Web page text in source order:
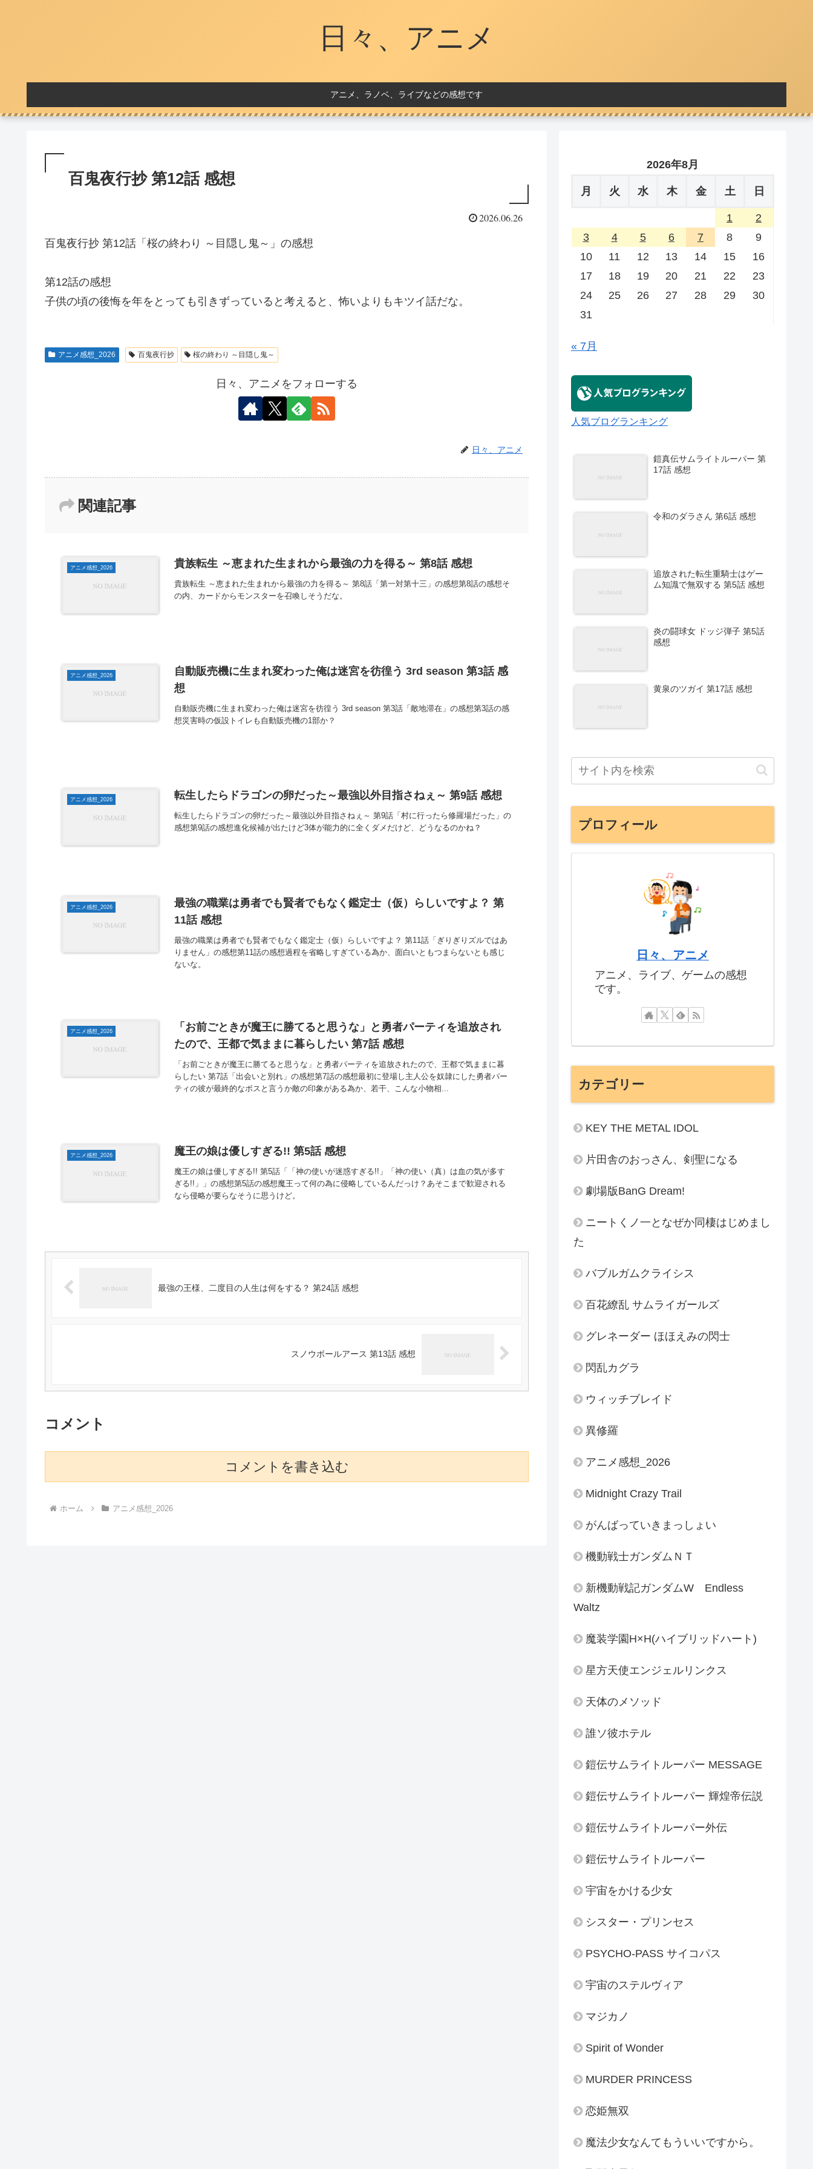
日々、アニメ
アニメ、ラノベ、ライブなどの感想です
百鬼夜行抄 第12話 感想
2026.06.26
百鬼夜行抄 第12話「桜の終わり ～目隠し鬼～」の感想
第12話の感想
子供の頃の後悔を年をとっても引きずっていると考えると、怖いよりもキツイ話だな。
アニメ感想_2026 百鬼夜行抄 桜の終わり ～目隠し鬼～
日々、アニメをフォローする
日々、アニメ
関連記事
アニメ感想_2026 貴族転生 ～恵まれた生まれから最強の力を得る～ 第8話 感想
貴族転生 ～恵まれた生まれから最強の力を得る～ 第8話「第一対第十三」の感想第8話の感想そ
の内、カードからモンスターを召喚しそうだな。
アニメ感想_2026
自動販売機に生まれ変わった俺は迷宮を彷徨う 3rd season 第3話 感
想
自動販売機に生まれ変わった俺は迷宮を彷徨う 3rd season 第3話「敵地滞在」の感想第3話の感
想災害時の仮設トイレも自動販売機の1部か？
アニメ感想_2026 転生したらドラゴンの卵だった～最強以外目指さねぇ～ 第9話 感想
転生したらドラゴンの卵だった～最強以外目指さねぇ～ 第9話「村に行ったら修羅場だった」の
感想第9話の感想進化候補が出たけど3体が能力的に全くダメだけど、どうなるのかね？
アニメ感想_2026
最強の職業は勇者でも賢者でもなく鑑定士（仮）らしいですよ？ 第
11話 感想
最強の職業は勇者でも賢者でもなく鑑定士（仮）らしいですよ？ 第11話「ぎりぎりズルではあ
りません」の感想第11話の感想過程を省略しすぎている為か、面白いともつまらないとも感じ
ないな。
アニメ感想_2026
「お前ごときが魔王に勝てると思うな」と勇者パーティを追放され
たので、王都で気ままに暮らしたい 第7話 感想
「お前ごときが魔王に勝てると思うな」と勇者パーティを追放されたので、王都で気ままに暮
らしたい 第7話「出会いと別れ」の感想第7話の感想最初に登場し主人公を奴隷にした勇者パー
ティの彼が最終的なボスと言うか敵の印象がある為か、若干、こんな小物相...
アニメ感想_2026 魔王の娘は優しすぎる!! 第5話 感想
魔王の娘は優しすぎる!! 第5話「「神の使いが迷惑すぎる!!」「神の使い（真）は血の気が多す
ぎる!!」」の感想第5話の感想魔王って何の為に侵略しているんだっけ？あそこまで歓迎される
なら侵略が要らなそうに思うけど。
最強の王様、二度目の人生は何をする？ 第24話 感想
スノウボールアース 第13話 感想
コメント
コメントを書き込む
ホーム アニメ感想_2026
2026年8月
月 火 水 木 金 土 日
1
2
3
4 5 6 7 8
9
10
11 12 13 14 15
16
17
18 19 20 21 22
23
24
25 26 27 28 29
30
31
« 7月
人気ブログランキング
鎧真伝サムライトルーパー 第
17話 感想
令和のダラさん 第6話 感想
追放された転生重騎士はゲー
ム知識で無双する 第5話 感想
炎の闘球女 ドッジ弾子 第5話
感想
黄泉のツガイ 第17話 感想
プロフィール
日々、アニメ
アニメ、ライブ、ゲームの感想
です。
カテゴリー
KEY THE METAL IDOL
片田舎のおっさん、剣聖になる
劇場版BanG Dream!
ニートくノ一となぜか同棲はじめまし
た
バブルガムクライシス
百花繚乱 サムライガールズ
グレネーダー ほほえみの閃士
閃乱カグラ
ウィッチブレイド
異修羅
アニメ感想_2026
Midnight Crazy Trail
がんばっていきまっしょい
機動戦士ガンダムＮＴ
新機動戦記ガンダムW Endless
Waltz
魔装学園H×H(ハイブリッドハート)
星方天使エンジェルリンクス
天体のメソッド
誰ソ彼ホテル
鎧伝サムライトルーパー MESSAGE
鎧伝サムライトルーパー 輝煌帝伝説
鎧伝サムライトルーパー外伝
鎧伝サムライトルーパー
宇宙をかける少女
シスター・プリンセス
PSYCHO-PASS サイコパス
宇宙のステルヴィア
マジカノ
Spirit of Wonder
MURDER PRINCESS
恋姫無双
魔法少女なんてもういいですから。